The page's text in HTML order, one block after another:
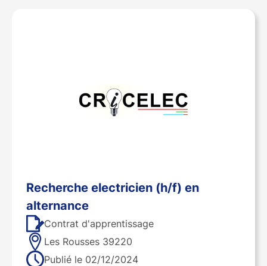
recherche electricien (h/f) en
alternance
Contrat d'apprentissage
Les Rousses 39220
Publié le 02/12/2024